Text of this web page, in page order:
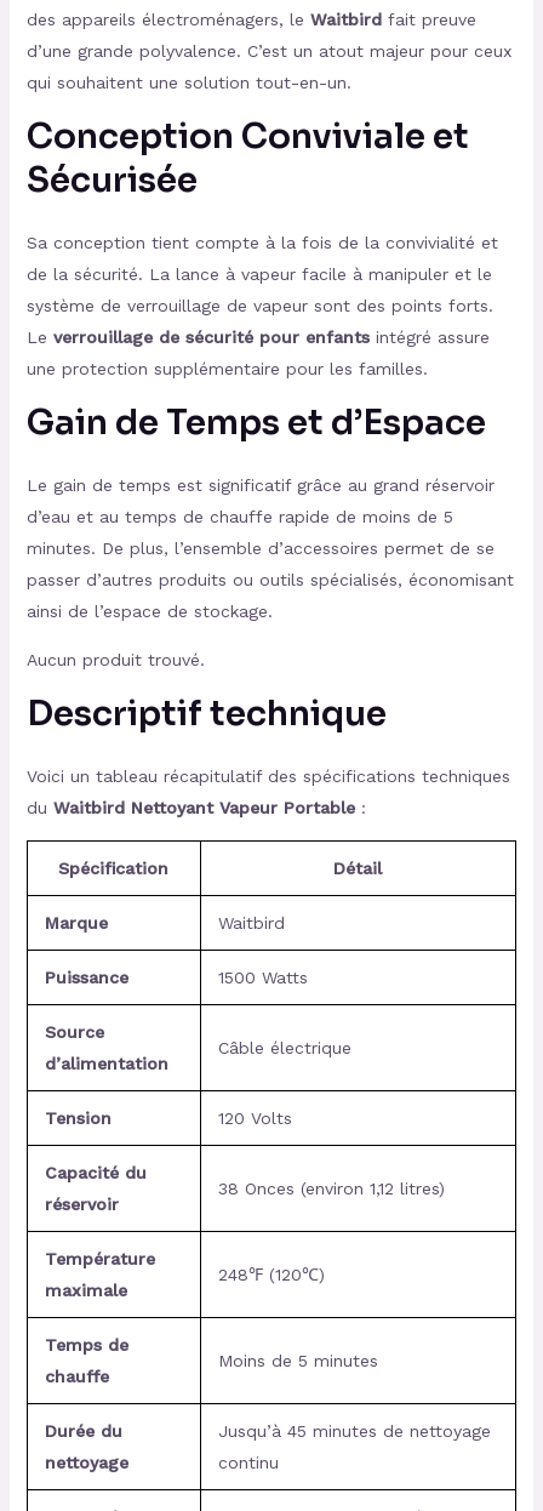
des appareils électroménagers, le Waitbirdfait preuve
d’une grande polyvalence. C’est un atout majeur pour ceux
qui souhaitent une solution tout-en-un.
Conception Conviviale et
Sécurisée
Sa conception tient compte à la fois de la convivialité et
de la sécurité. La lance à vapeur facile à manipuler et le
système de verrouillage de vapeur sont des points forts.
Le verrouillage de sécurité pour enfantsintégré assure
une protection supplémentaire pour les familles.
Gain de Temps et d’Espace
Le gain de temps est significatif grâce au grand réservoir
d’eau et au temps de chauffe rapide de moins de 5
minutes. De plus, l’ensemble d’accessoires permet de se
passer d’autres produits ou outils spécialisés, économisant
ainsi de l’espace de stockage.
Aucun produit trouvé.
Descriptif technique
Voici un tableau récapitulatif des spécifications techniques
du Waitbird Nettoyant Vapeur Portable:
Spécification Détail
Marque Waitbird
Puissance 1500 Watts
Source
d’alimentation
Câble électrique
Tension 120 Volts
Capacité du
réservoir
38 Onces (environ 1,12 litres)
Température
maximale
248℉ (120℃)
Temps de
chauffe
Moins de 5 minutes
Durée du
nettoyage
Jusqu’à 45 minutes de nettoyage
continu